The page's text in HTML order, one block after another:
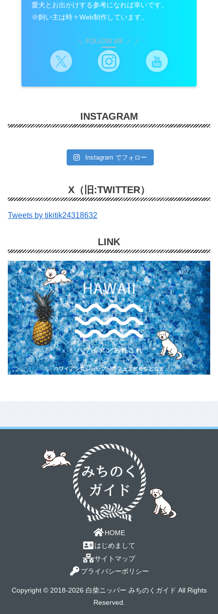
愛犬とお出かけする参考になれば幸いです。
※飼い主は時々Web制作しています。
＼ FOLLOW ME ／
INSTAGRAM
Instagram でフォロー
X（旧:TWITTER）
Tweets by tikitik24318632
LINK
HOME
はじめまして
サイトマップ
プライバシーポリシー
Copyright © 2018-2026 白柴ニッパー みちのくガイド All Rights
Reserved.